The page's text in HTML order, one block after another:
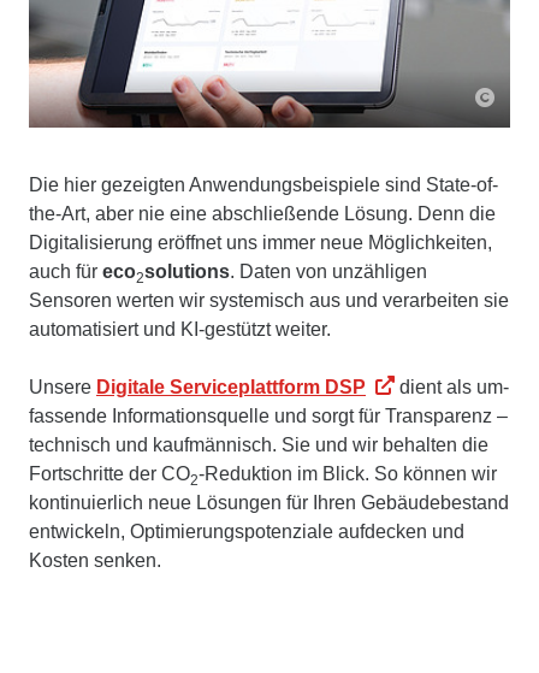
Die hier gezeigten Anwendungs­beispiele sind State-of-
the-Art, aber nie eine ab­schließende Lösung. Denn die
Digit­ali­sierung eröffnet uns immer neue Möglich­keiten,
auch für eco2solutions. Daten von unzähligen
Sensoren werten wir systemisch aus und ver­arbeiten sie
auto­matisiert und KI-gestützt weiter.
Unsere Digitale Service­plattform DSP
dient als um­
fassende Informations­quelle und sorgt für Trans­parenz –
technisch und kauf­männisch. Sie und wir behalten die
Fort­schritte der CO2-Reduktion im Blick. So können wir
konti­nuierlich neue Lösungen für Ihren Gebäude­bestand
ent­wickeln, Optimierungs­potenziale auf­decken und
Kosten senken.